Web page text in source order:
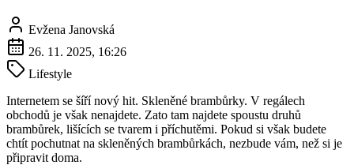
Evžena Janovská
26. 11. 2025, 16:26
Lifestyle
Internetem se šíří nový hit. Skleněné brambůrky. V regálech
obchodů je však nenajdete. Zato tam najdete spoustu druhů
brambůrek, lišících se tvarem i příchutěmi. Pokud si však budete
chtít pochutnat na skleněných brambůrkách, nezbude vám, než si je
připravit doma.